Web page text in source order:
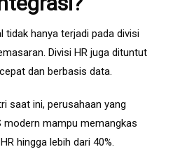
hanya terjadi pada divisi
Divisi HR juga dituntut
dan berbasis data.
saat ini, perusahaan yang
modern mampu memangkas
hingga lebih dari 40%.